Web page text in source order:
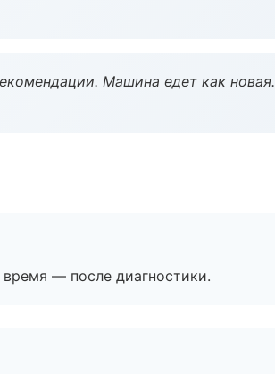
Машина едет как новая.
— после диагностики.